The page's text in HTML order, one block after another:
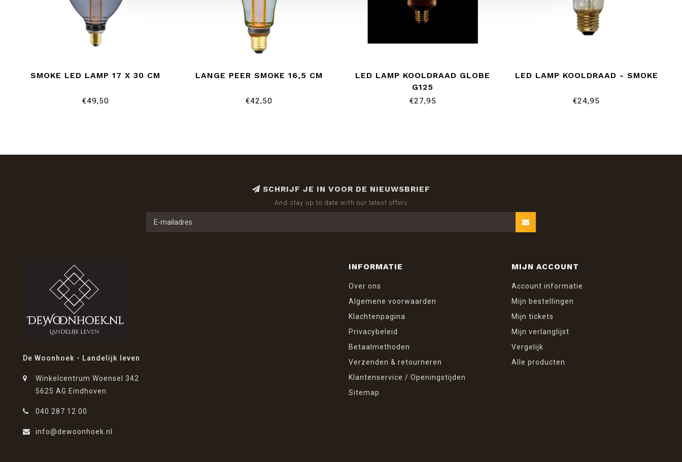
SMOKE LED LAMP 17 X 30 CM
€49,50
LANGE PEER SMOKE 16,5 CM
€42,50
LED LAMP KOOLDRAAD GLOBE
G125
€27,95
LED LAMP KOOLDRAAD - SMOKE
€24,95
SCHRIJF JE IN VOOR DE NIEUWSBRIEF
And stay up to date with our latest offers
De Woonhoek - Landelijk leven
Winkelcentrum Woensel 342
5625 AG Eindhoven
040 287 12 00
info@dewoonhoek.nl
INFORMATIE
Over ons
Algemene voorwaarden
Klachtenpagina
Privacybeleid
Betaalmethoden
Verzenden & retourneren
Klantenservice / Openingstijden
Sitemap
MIJN ACCOUNT
Account informatie
Mijn bestellingen
Mijn tickets
Mijn verlanglijst
Vergelijk
Alle producten